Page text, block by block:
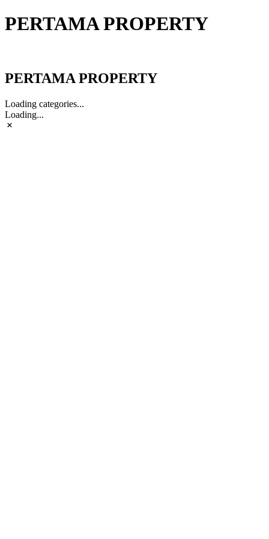
PERTAMA PROPERTY
PERTAMA PROPERTY
Loading categories...
Loading...